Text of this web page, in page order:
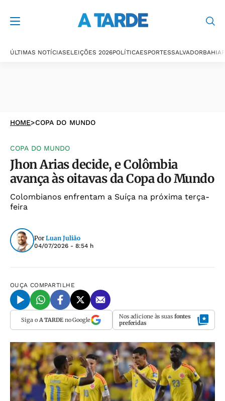
ÚLTIMAS NOTÍCIASELEIÇÕES 2026POLÍTICAESPORTESSALVADORBAHIA
HOME>COPA DO MUNDO
COPA DO MUNDO
Jhon Arias decide, e Colômbia
avança às oitavas da Copa do Mundo
Colombianos enfrentam a Suíça na próxima terça-
feira
Por Luan Julião
04/07/2026 - 8:54 h
OUÇA COMPARTILHE
Siga o A TARDEno Google Nos adicione às suas fontes
preferidas